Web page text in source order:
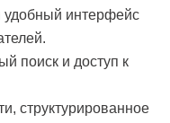
удобный интерфейс
поиск и доступ к
структурированное